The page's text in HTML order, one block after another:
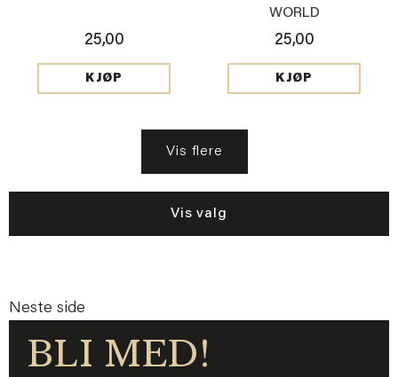
25,00
KJØP
WORLD
25,00
KJØP
Vis flere
Vis valg
Neste side
BLI MED!